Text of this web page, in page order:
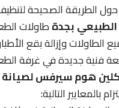
الطريقة الصحيحة
الطبيعي بجدةطاولات
وإزالة بقع
فنية جديدة في غرفة
هوم سيرفس لصيانة
بالمعايير التالية: